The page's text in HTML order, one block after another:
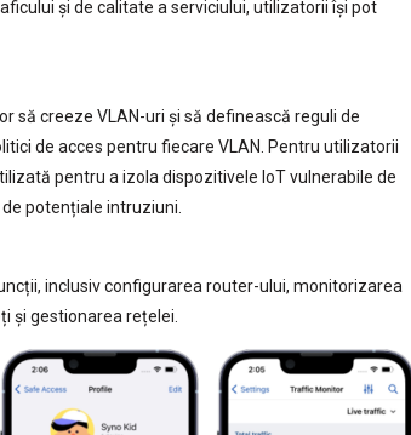
și de calitate a serviciului, utilizatorii își pot
să creeze VLAN-uri și să definească reguli de
de acces pentru fiecare VLAN. Pentru utilizatorii
pentru a izola dispozitivele IoT vulnerabile de
potențiale intruziuni.
inclusiv configurarea router-ului, monitorizarea
și gestionarea rețelei.